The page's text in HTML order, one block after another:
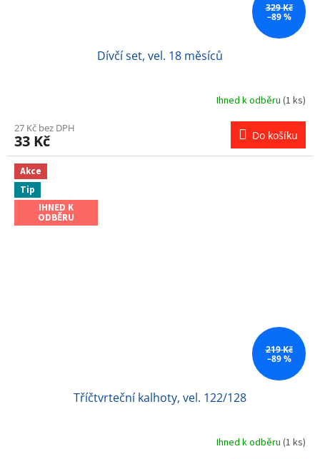
329 Kč
–89 %
Dívčí set, vel. 18 měsíců
Ihned k odběru (1 ks)
27 Kč bez DPH
33 Kč Do košíku
Akce
Tip
IHNED K
ODBĚRU
219 Kč
–89 %
Tříčtvrteční kalhoty, vel. 122/128
Ihned k odběru (1 ks)